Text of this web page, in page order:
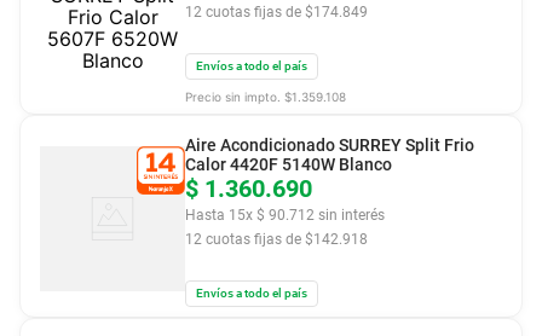
12 cuotas fijas de $174.849
Envíos a todo el país
Precio sin impto. $1.359.108
$ 1.360.690
Hasta 15x $ 90.712 sin interés
12 cuotas fijas de $142.918
Aire Acondicionado SURREY Split Frio
Calor 4420F 5140W Blanco
Envíos a todo el país